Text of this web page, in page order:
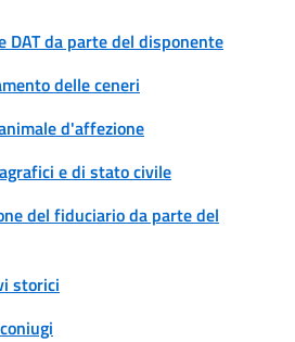
DAT da parte del disponente
delle ceneri
d'affezione
e di stato civile
del fiduciario da parte del
storici